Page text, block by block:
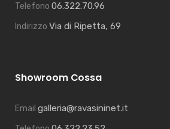
Telefono 06.322.70.96
Indirizzo Via di Ripetta, 69
Showroom Cossa
Email galleria@ravasininet.it